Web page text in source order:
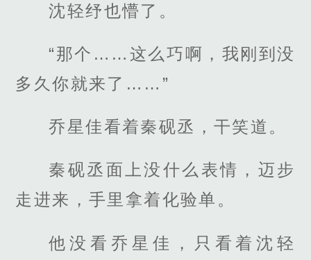
沈轻纾也懵了。
“那个……这么巧啊，我刚到没
多久你就来了……”
乔星佳看着秦砚丞，干笑道。
秦砚丞面上没什么表情，迈步
走进来，手里拿着化验单。
他没看乔星佳，只看着沈轻